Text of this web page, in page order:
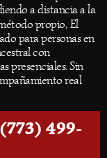
a distancia a la
propio, El
para personas en
con
presenciales. Sin
real
499-